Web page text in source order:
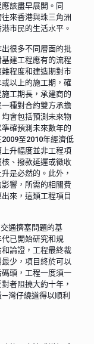
該盡早展開。同
來香港與珠三角洲
市民的生活水平。
很多不同層面的批
建工程應有的流程
程度和建造期對市
以上的施工期，確
工期長，承建商的
種對合約雙方承擔
會包括預測未來物
確預測未來數年的
至2010年經濟低
升幅度並非工程項
、撥款延遲或徵收
是必然的。此外，
響，所需的相關費
來，這類工程項目
通擠塞問題的基
已開始研究和規
論證，工程最終裁
少，項目終於可以
頭，工程一度須一
者阻撓大約十年，
—灣仔繞道得以順利